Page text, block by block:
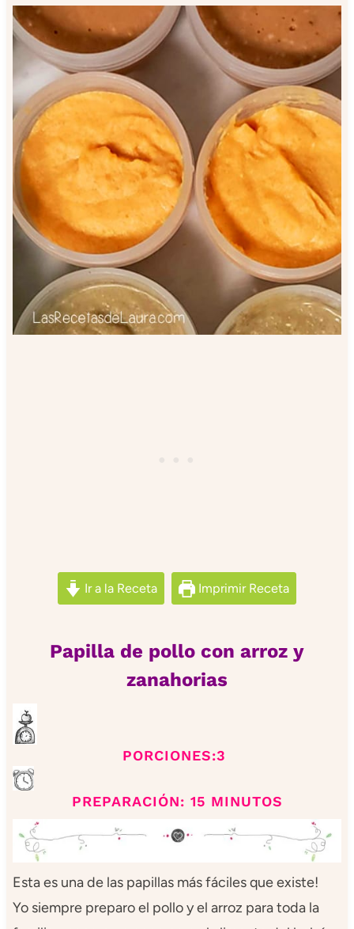
Ir a la Receta Imprimir Receta
Papilla de pollo con arroz y
zanahorias
PORCIONES:3
PREPARACIÓN: 15 MINUTOS
Esta es una de las papillas más fáciles que existe!
Yo siempre preparo el pollo y el arroz para toda la